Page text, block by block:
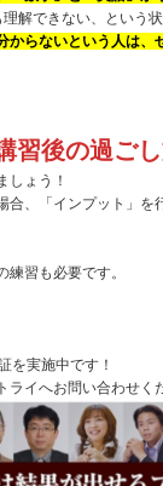
解できない、という
らないという人は
後の過ご
しょう！
、「インプット」
習も必要です。
を実施中です！
ライへお問い合わせく